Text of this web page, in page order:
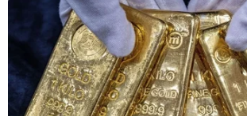
Trăn trở người giữ lửa tiếng Việt trên
quê hương thứ hai
30/07/2026 12:00